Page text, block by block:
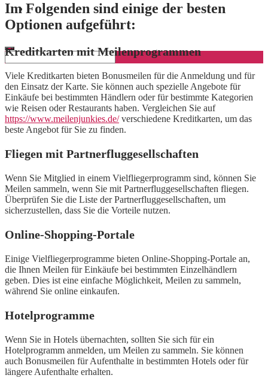
Geschäftskonto eröffnen
Im Folgenden sind einige der besten
Optionen aufgeführt:
Kreditkarten mit Meilenprogrammen
Viele Kreditkarten bieten Bonusmeilen für die Anmeldung und für
den Einsatz der Karte. Sie können auch spezielle Angebote für
Einkäufe bei bestimmten Händlern oder für bestimmte Kategorien
wie Reisen oder Restaurants haben. Vergleichen Sie auf
https://www.meilenjunkies.de/verschiedene Kreditkarten, um das
beste Angebot für Sie zu finden.
Fliegen mit Partnerfluggesellschaften
Wenn Sie Mitglied in einem Vielfliegerprogramm sind, können Sie
Meilen sammeln, wenn Sie mit Partnerfluggesellschaften fliegen.
Überprüfen Sie die Liste der Partnerfluggesellschaften, um
sicherzustellen, dass Sie die Vorteile nutzen.
Online-Shopping-Portale
Einige Vielfliegerprogramme bieten Online-Shopping-Portale an,
die Ihnen Meilen für Einkäufe bei bestimmten Einzelhändlern
geben. Dies ist eine einfache Möglichkeit, Meilen zu sammeln,
während Sie online einkaufen.
Hotelprogramme
Wenn Sie in Hotels übernachten, sollten Sie sich für ein
Hotelprogramm anmelden, um Meilen zu sammeln. Sie können
auch Bonusmeilen für Aufenthalte in bestimmten Hotels oder für
längere Aufenthalte erhalten.